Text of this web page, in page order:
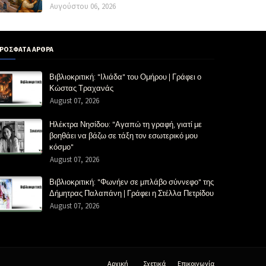
Αυγούστου 06, 2026
ΑΡΘΡΑ
Βιβλιοκριτική: "Ιλιάδα" του Ομήρου | Γράφει ο
Κώστας Τραχανάς
August 07, 2026
Ηλέκτρα Νησίδου: "Αγαπώ τη γραφή, γιατί με
βοηθάει να βάζω σε τάξη τον εσωτερικό μου
κόσμο"
August 07, 2026
Βιβλιοκριτική: "Φωνήεν σε μπλάβο σύννεφο" της
Δήμητρας Παλαπάνη | Γράφει η Στέλλα Πετρίδου
August 07, 2026
Αρχική Σχετικά Επικοινωνία